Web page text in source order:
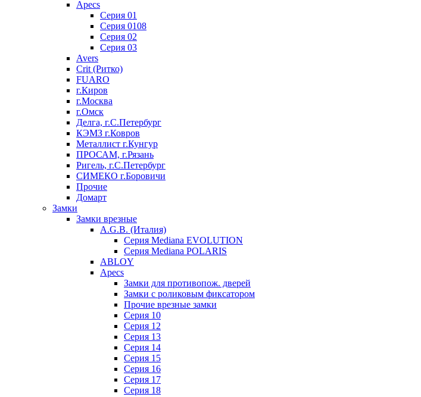
Apecs
Серия 01
Серия 0108
Серия 02
Серия 03
Avers
Crit (Ритко)
FUARO
г.Киров
г.Москва
г.Омск
Делга, г.С.Петербург
КЭМЗ г.Ковров
Металлист г.Кунгур
ПРОСАМ, г.Рязань
Ригель, г.С.Петербург
СИМЕКО г.Боровичи
Прочие
Домарт
Замки
Замки врезные
A.G.B. (Италия)
Серия Mediana EVOLUTION
Серия Mediana POLARIS
ABLOY
Apecs
Замки для противопож. дверей
Замки с роликовым фиксатором
Прочие врезные замки
Серия 10
Серия 12
Серия 13
Серия 14
Серия 15
Серия 16
Серия 17
Серия 18